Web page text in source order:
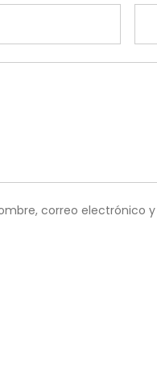
correo electrónico